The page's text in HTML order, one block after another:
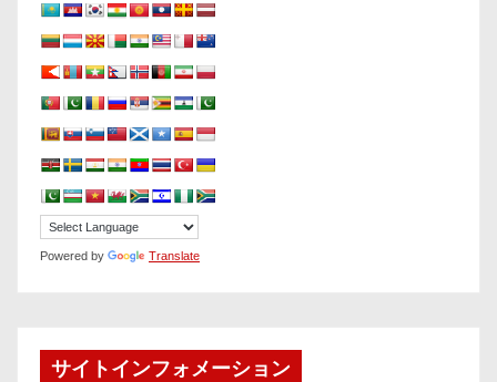
Powered by Translate
サイトインフォメーション